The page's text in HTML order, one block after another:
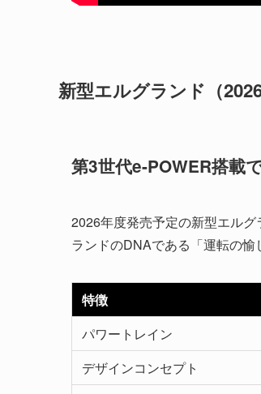
新型エルグランド（
第3世代e-POWER搭載
2026年度発売予定の新型エル
ランドのDNAである「運転の愉
特徴
パワートレイン
デザインコンセプト